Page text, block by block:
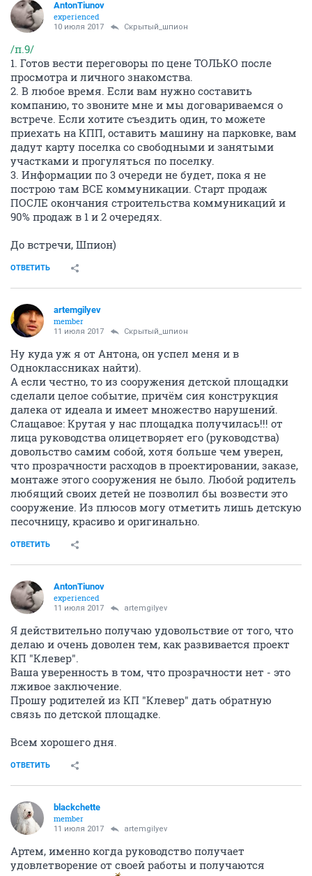
AntonTiunov
experienced
10 июля 2017 Скрытый_шпион
/п.9/
1. Готов вести переговоры по цене ТОЛЬКО после
просмотра и личного знакомства.
2. В любое время. Если вам нужно составить
компанию, то звоните мне и мы договариваемся о
встрече. Если хотите съездить один, то можете
приехать на КПП, оставить машину на парковке, вам
дадут карту поселка со свободными и занятыми
участками и прогуляться по поселку.
3. Информации по 3 очереди не будет, пока я не
построю там ВСЕ коммуникации. Старт продаж
ПОСЛЕ окончания строительства коммуникаций и
90% продаж в 1 и 2 очередях.
До встречи, Шпион)
ОТВЕТИТЬ
artemgilyev
member
11 июля 2017 Скрытый_шпион
Ну куда уж я от Антона, он успел меня и в
Одноклассниках найти).
А если честно, то из сооружения детской площадки
сделали целое событие, причём сия конструкция
далека от идеала и имеет множество нарушений.
Слащавое: Крутая у нас площадка получилась!!! от
лица руководства олицетворяет его (руководства)
довольство самим собой, хотя больше чем уверен,
что прозрачности расходов в проектировании, заказе,
монтаже этого сооружения не было. Любой родитель
любящий своих детей не позволил бы возвести это
сооружение. Из плюсов могу отметить лишь детскую
песочницу, красиво и оригинально.
ОТВЕТИТЬ
AntonTiunov
experienced
11 июля 2017 artemgilyev
Я действительно получаю удовольствие от того, что
делаю и очень доволен тем, как развивается проект
КП "Клевер".
Ваша уверенность в том, что прозрачности нет - это
лживое заключение.
Прошу родителей из КП "Клевер" дать обратную
связь по детской площадке.
Всем хорошего дня.
ОТВЕТИТЬ
blackchette
member
11 июля 2017 artemgilyev
Артем, именно когда руководство получает
удовлетворение от своей работы и получаются